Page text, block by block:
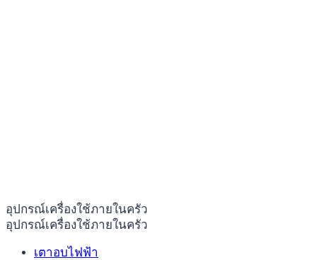
อุปกรณ์เครื่องใช้ภายในครัว
อุปกรณ์เครื่องใช้ภายในครัว
เตาอบไฟฟ้า